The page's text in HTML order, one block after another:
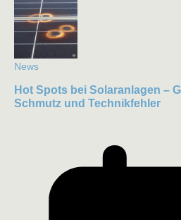
News
Hot Spots bei Solaranlagen –
Schmutz und Technikfehler